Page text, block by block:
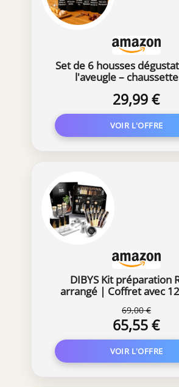
Set de 6 housses
l'aveugle –
numérotées 1 à 6 avec
humoristiques –
œnologie, blind tasting,
original
29,99 €
DIBYS Kit préparation
arrangé | Coffret avec
pour Homme et Femme
dégustation de Rhum DIY
Recettes | Set à Faire
69,00 €
65,55 €